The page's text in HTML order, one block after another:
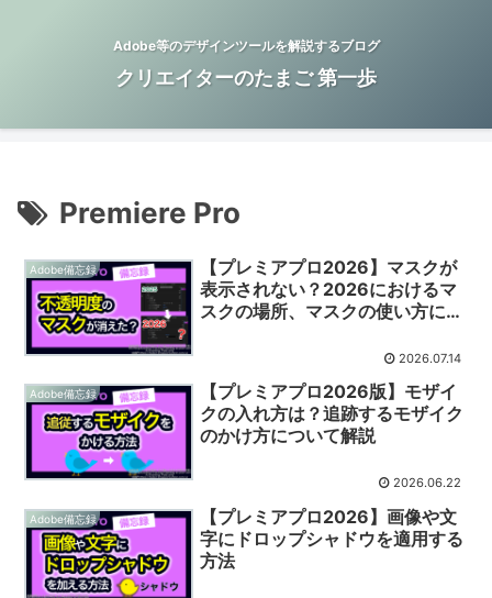
Adobe等のデザインツールを解説するブログ
クリエイターのたまご 第一歩
Premiere Pro
Adobe備忘録
【プレミアプロ2026】マスクが
表示されない？2026におけるマ
スクの場所、マスクの使い方につ
2026.07.14
Adobe備忘録
【プレミアプロ2026版】モザイ
クの入れ方は？追跡するモザイク
のかけ方について解説
2026.06.22
Adobe備忘録
【プレミアプロ2026】画像や文
字にドロップシャドウを適用する
方法